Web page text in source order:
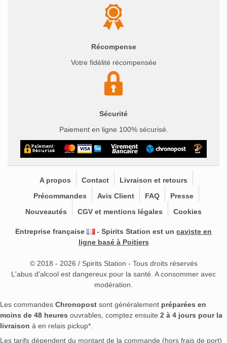
Récompense
Votre fidélité récompensée
Sécurité
Paiement en ligne 100% sécurisé.
A propos Contact
Livraison et retours
Précommandes
Avis Client FAQ
Presse
Nouveautés
CGV et mentions légales Cookies
Entreprise française - Spirits Station est un caviste en
ligne basé à Poitiers
© 2018 - 2026 / Spirits Station - Tous droits réservés
L'abus d'alcool est dangereux pour la santé. A consommer avec
modération.
Les commandes Chronopost sont généralement préparées en
moins de 48 heures ouvrables, comptez ensuite 2 à 4 jours pour la
livraison à en relais pickup*.
Les tarifs dépendent du montant de la commande (hors frais de port)